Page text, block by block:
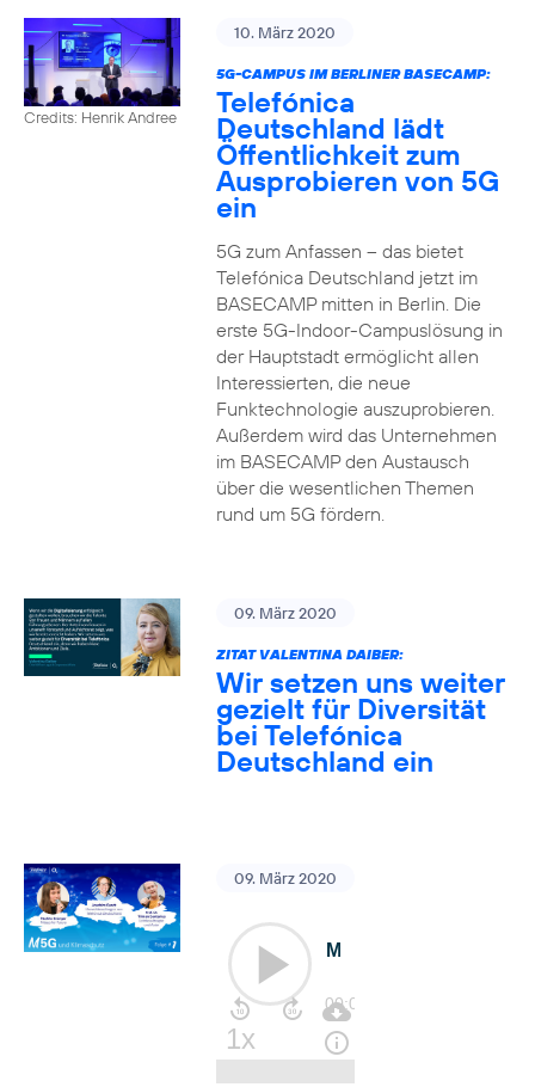
Credits: Henrik Andree
10. März 2020
5G-CAMPUS IM BERLINER BASECAMP:
Telefónica
Deutschland lädt
Öffentlichkeit zum
Ausprobieren von 5G
ein
5G zum Anfassen – das bietet
Telefónica Deutschland jetzt im
BASECAMP mitten in Berlin. Die
erste 5G-Indoor-Campuslösung in
der Hauptstadt ermöglicht allen
Interessierten, die neue
Funktechnologie auszuprobieren.
Außerdem wird das Unternehmen
im BASECAMP den Austausch
über die wesentlichen Themen
rund um 5G fördern.
09. März 2020
ZITAT VALENTINA DAIBER:
Wir setzen uns weiter
gezielt für Diversität
bei Telefónica
Deutschland ein
09. März 2020